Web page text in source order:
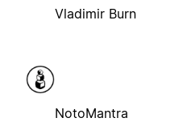
Vladimir Burn
NotoMantra